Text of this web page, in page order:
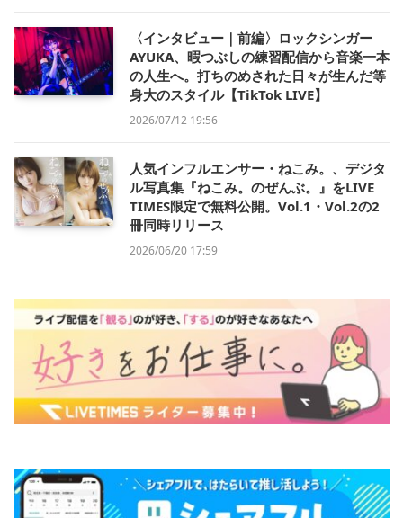
〈インタビュー｜前編〉ロックシンガー
AYUKA、暇つぶしの練習配信から音楽一本
の人生へ。打ちのめされた日々が生んだ等
身大のスタイル【TikTok LIVE】
2026/07/12 19:56
人気インフルエンサー・ねこみ。、デジタ
ル写真集『ねこみ。のぜんぶ。』をLIVE
TIMES限定で無料公開。Vol.1・Vol.2の2
冊同時リリース
2026/06/20 17:59